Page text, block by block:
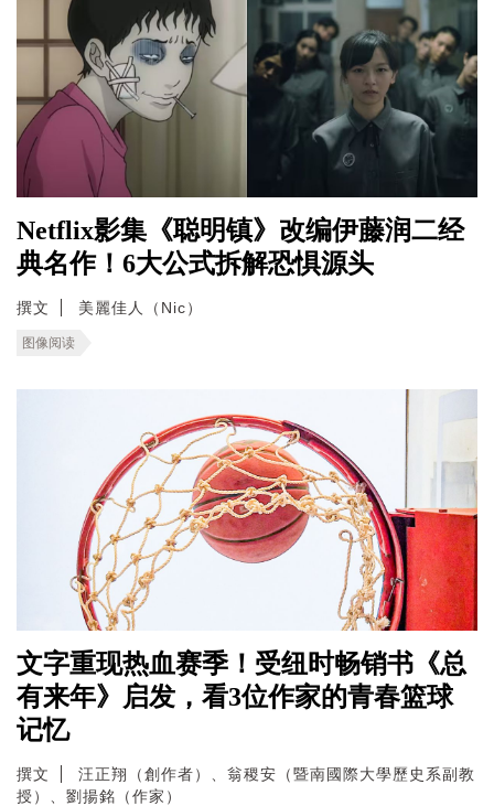
Netflix影集《聪明镇》改编伊藤润二经
典名作！6大公式拆解恐惧源头
撰文 美麗佳人（Nic）
图像阅读
文字重现热血赛季！受纽时畅销书《总
有来年》启发，看3位作家的青春篮球
记忆
撰文
汪正翔（創作者）、翁稷安（暨南國際大學歷史系副教
授）、劉揚銘（作家）